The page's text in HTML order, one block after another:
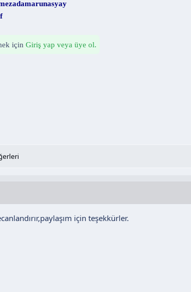
içinGiriş yap veya üye ol.
için teşekkürler.